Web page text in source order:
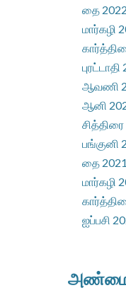
தை 2022
மார்கழி
புரட்டாதி
ஆவணி
ஆனி
பங்குனி
தை 2021
மார்கழி
ஐப்பசி